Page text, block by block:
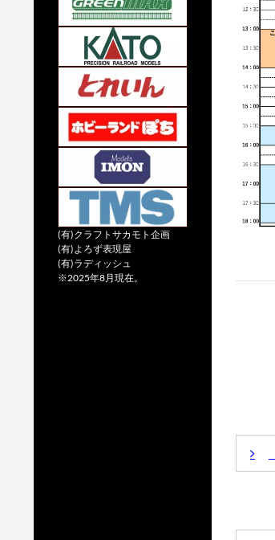
(有)クラフトサカモト企画
(有)よろず表現屋
(有)ラディッシュ
※2025年8月現在。